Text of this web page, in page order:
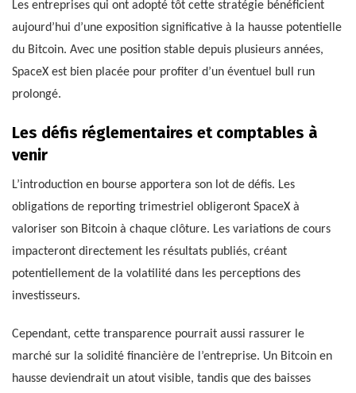
Les entreprises qui ont adopté tôt cette stratégie bénéficient
aujourd’hui d’une exposition significative à la hausse potentielle
du Bitcoin. Avec une position stable depuis plusieurs années,
SpaceX est bien placée pour profiter d’un éventuel bull run
prolongé.
Les défis réglementaires et comptables à
venir
L’introduction en bourse apportera son lot de défis. Les
obligations de reporting trimestriel obligeront SpaceX à
valoriser son Bitcoin à chaque clôture. Les variations de cours
impacteront directement les résultats publiés, créant
potentiellement de la volatilité dans les perceptions des
investisseurs.
Cependant, cette transparence pourrait aussi rassurer le
marché sur la solidité financière de l’entreprise. Un Bitcoin en
hausse deviendrait un atout visible, tandis que des baisses